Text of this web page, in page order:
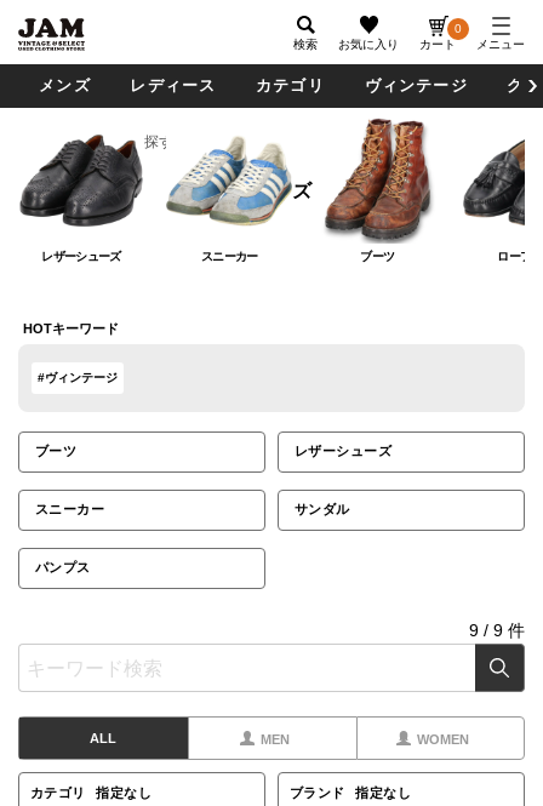
検索 お気に入り カート
0
メニュー
メンズ レディース カテゴリ ヴィンテージ グ
カテゴリから探す シューズ
シューズ
レザーシューズ スニーカー ブーツ ローフ
HOTキーワード
#ヴィンテージ
ブーツ レザーシューズ
スニーカー サンダル
パンプス
9 / 9 件
ALL MEN WOMEN
カテゴリ 指定なし ブランド 指定なし